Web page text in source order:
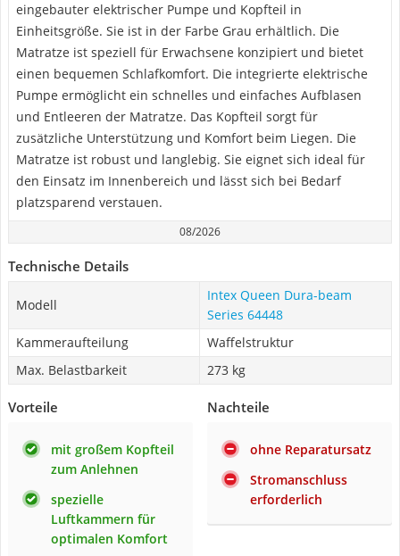
eingebauter elektrischer Pumpe und Kopfteil in
Einheitsgröße. Sie ist in der Farbe Grau erhältlich. Die
Matratze ist speziell für Erwachsene konzipiert und bietet
einen bequemen Schlafkomfort. Die integrierte elektrische
Pumpe ermöglicht ein schnelles und einfaches Aufblasen
und Entleeren der Matratze. Das Kopfteil sorgt für
zusätzliche Unterstützung und Komfort beim Liegen. Die
Matratze ist robust und langlebig. Sie eignet sich ideal für
den Einsatz im Innenbereich und lässt sich bei Bedarf
platzsparend verstauen.
08/2026
Technische Details
Modell
Intex Queen Dura-beam
Series 64448
Kammeraufteilung
Waffelstruktur
Max. Belastbarkeit
273 kg
Vorteile
mit großem Kopfteil
zum Anlehnen
spezielle
Luftkammern für
optimalen Komfort
Nachteile
ohne Reparatursatz
Stromanschluss
erforderlich